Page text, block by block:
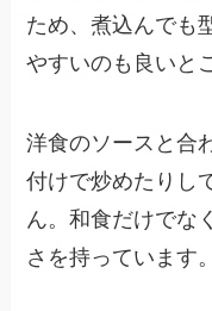
ため、煮込んでも
やすいのも良いと
洋食のソースと合
付けで炒めたりし
ん。和食だけでな
さを持っています。